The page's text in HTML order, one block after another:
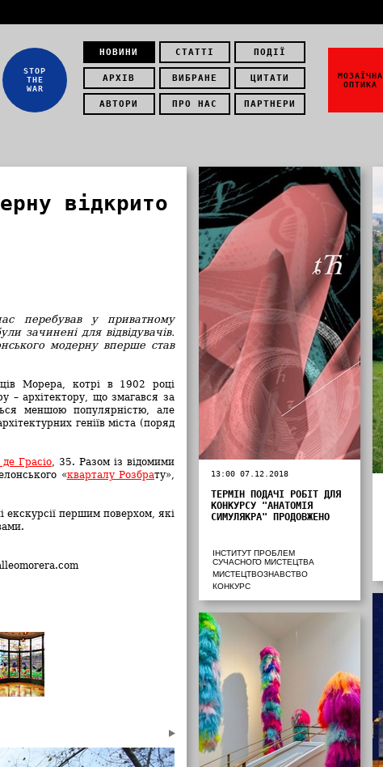
НОВИНИ СТАТТІ ПОДІЇ
АРХІВ ВИБРАНЕ ЦИТАТИ
АВТОРИ ПРО НАС ПАРТНЕРИ
STOP
THE
WAR
МОЗАЇЧНА
ОПТИКА
відкрито
перебував у приватному
зачинені для відвідувачів.
модерну вперше став
Морера, котрі в 1902 році
– архітектору, що змагався за
меншою популярністю, але
геніїв міста (поряд
Грасіо, 35. Разом із відомими
«кварталу Розбрату»,
першим поверхом, які
13:00 07.12.2018
ТЕРМІН ПОДАЧІ РОБІТ ДЛЯ
КОНКУРСУ "АНАТОМІЯ
СИМУЛЯКРА" ПРОДОВЖЕНО
ІНСТИТУТ ПРОБЛЕМ
СУЧАСНОГО МИСТЕЦТВА
МИСТЕЦТВОЗНАВСТВО
КОНКУРС